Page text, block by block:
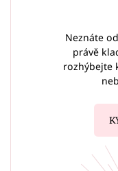
Neznáte
právě
rozhýbejte